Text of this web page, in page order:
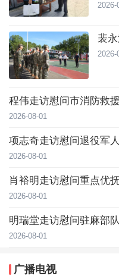
2026-
裴
2026-
程伟走访慰问市消防救
2026-08-01
项志奇走访慰问退役军人
2026-08-01
肖裕明走访慰问重点优
2026-08-01
明瑞堂走访慰问驻麻部
2026-08-01
广播电视